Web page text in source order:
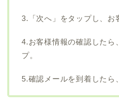
3.「次へ」をタップし、お
4.お客様情報の確認したら
プ。
5.確認メールを到着したら